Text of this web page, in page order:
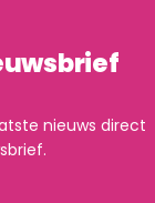
nieuws direct